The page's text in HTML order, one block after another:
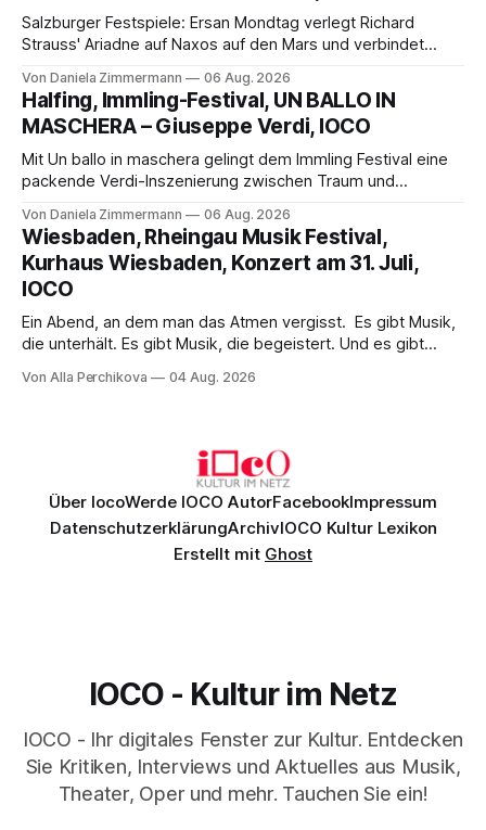
Salzburger Festspiele: Ersan Mondtag verlegt Richard
Strauss' Ariadne auf Naxos auf den Mars und verbindet
Aufführung mit starken Solisten und den Wiener
Philharmonikern, szenisch bleibt der zweite Akt jedoch
hinter den Erwartungen zurück.
Von Daniela Zimmermann 06 Aug. 2026
Halfing, Immling-Festival, UN BALLO IN
MASCHERA – Giuseppe Verdi, IOCO
Mit Un ballo in maschera gelingt dem Immling Festival eine
packende Verdi-Inszenierung zwischen Traum und
psychologische Tiefe mit starken Bildern, getragen von
einem spielfreudigen Ensemble und einer musikalisch
überzeugenden Gesamtleistung.
Von Daniela Zimmermann 06 Aug. 2026
Wiesbaden, Rheingau Musik Festival,
Kurhaus Wiesbaden, Konzert am 31. Juli,
IOCO
Ein Abend, an dem man das Atmen vergisst. Es gibt Musik,
die unterhält. Es gibt Musik, die begeistert. Und es gibt
Genau so war der Abend im Kurhaus Wiesbaden, an dem
Von Alla Perchikova 04 Aug. 2026
Über IocoWerde IOCO AutorFacebookImpressum
DatenschutzerklärungArchivIOCO Kultur Lexikon
Erstellt mit Ghost
IOCO - Kultur im Netz
IOCO - Ihr digitales Fenster zur Kultur. Entdecken
Sie Kritiken, Interviews und Aktuelles aus Musik,
Theater, Oper und mehr. Tauchen Sie ein!